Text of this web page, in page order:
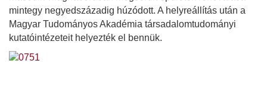
mintegy negyedszázadig húzódott. A helyreállítás után a
Magyar Tudományos Akadémia társadalomtudományi
kutatóintézeteit helyezték el bennük.